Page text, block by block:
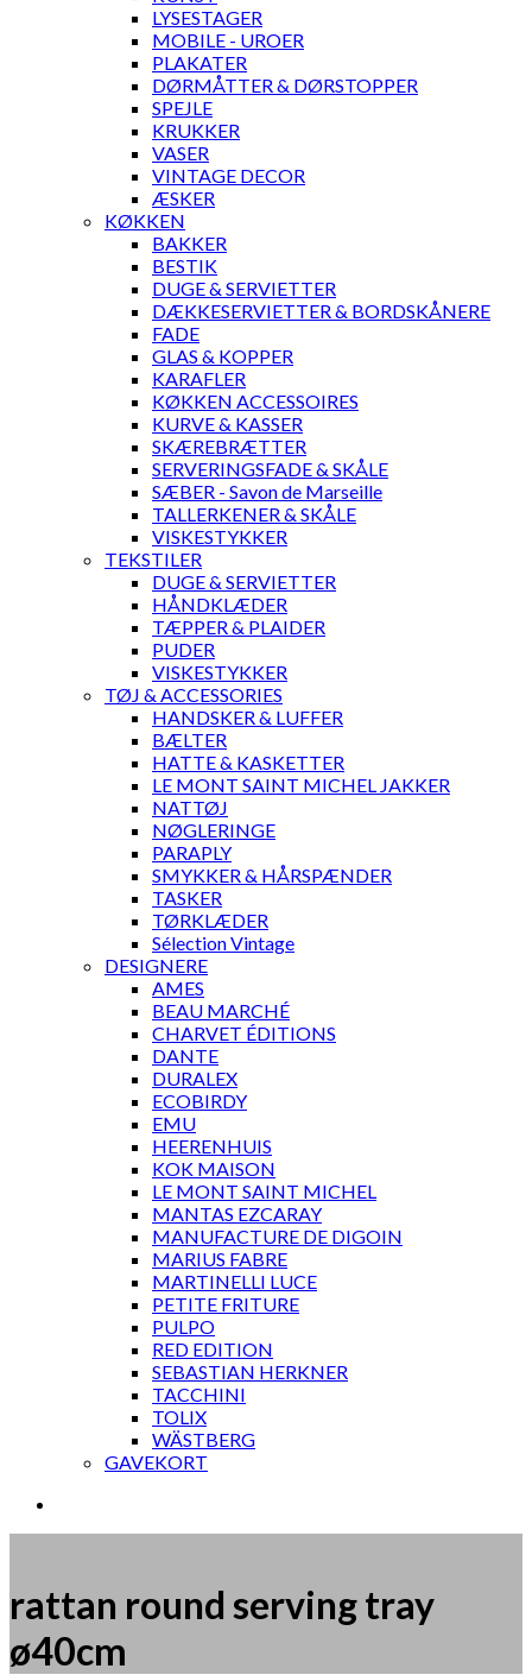
LYSESTAGER
MOBILE - UROER
PLAKATER
DØRMÅTTER & DØRSTOPPER
SPEJLE
KRUKKER
VASER
VINTAGE DECOR
ÆSKER
KØKKEN
BAKKER
BESTIK
DUGE & SERVIETTER
DÆKKESERVIETTER & BORDSKÅNERE
FADE
GLAS & KOPPER
KARAFLER
KØKKEN ACCESSOIRES
KURVE & KASSER
SKÆREBRÆTTER
SERVERINGSFADE & SKÅLE
SÆBER - Savon de Marseille
TALLERKENER & SKÅLE
VISKESTYKKER
TEKSTILER
DUGE & SERVIETTER
HÅNDKLÆDER
TÆPPER & PLAIDER
PUDER
VISKESTYKKER
TØJ & ACCESSORIES
HANDSKER & LUFFER
BÆLTER
HATTE & KASKETTER
LE MONT SAINT MICHEL JAKKER
NATTØJ
NØGLERINGE
PARAPLY
SMYKKER & HÅRSPÆNDER
TASKER
TØRKLÆDER
Sélection Vintage
DESIGNERE
AMES
BEAU MARCHÉ
CHARVET ÉDITIONS
DANTE
DURALEX
ECOBIRDY
EMU
HEERENHUIS
KOK MAISON
LE MONT SAINT MICHEL
MANTAS EZCARAY
MANUFACTURE DE DIGOIN
MARIUS FABRE
MARTINELLI LUCE
PETITE FRITURE
PULPO
RED EDITION
SEBASTIAN HERKNER
TACCHINI
TOLIX
WÄSTBERG
GAVEKORT
rattan round serving tray
ø40cm